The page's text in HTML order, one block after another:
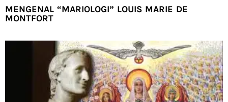
MENGENAL “MARIOLOGI” LOUIS MARIE DE
MONTFORT